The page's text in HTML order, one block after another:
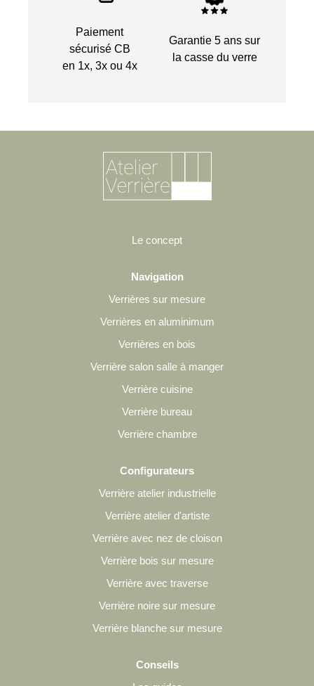
Paiement
sécurisé CB
en 1x, 3x ou 4x
Garantie 5 ans sur
la casse du verre
Le concept
Navigation
Verrières sur mesure
Verrières en aluminimum
Verrières en bois
Verrière salon salle à manger
Verrière cuisine
Verrière bureau
Verrière chambre
Configurateurs
Verrière atelier industrielle
Verrière atelier d'artiste
Verrière avec nez de cloison
Verrière bois sur mesure
Verrière avec traverse
Verrière noire sur mesure
Verrière blanche sur mesure
Conseils